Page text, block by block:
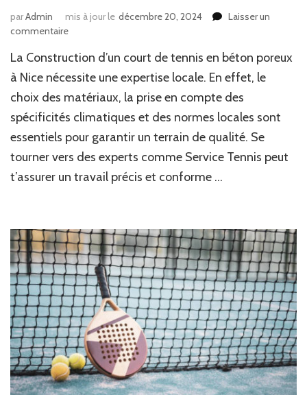
parAdmin mis à jour le décembre 20, 2024
Laisser un
commentairesur
consulter
des
locaux
pour
Construction
d’un
court
béton
poreux
à
Nice
?
La Construction d’un court de tennis en béton poreux
à Nice nécessite une expertise locale. En effet, le
choix des matériaux, la prise en compte des
spécificités climatiques et des normes locales sont
essentiels pour garantir un terrain de qualité. Se
tourner vers des experts comme Service Tennis peut
t’assurer un travail précis et conforme …